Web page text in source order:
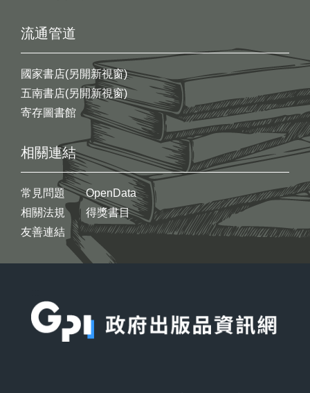
流通管道
國家書店(另開新視窗)
五南書店(另開新視窗)
寄存圖書館
相關連結
常見問題
相關法規
友善連結
OpenData
得獎書目